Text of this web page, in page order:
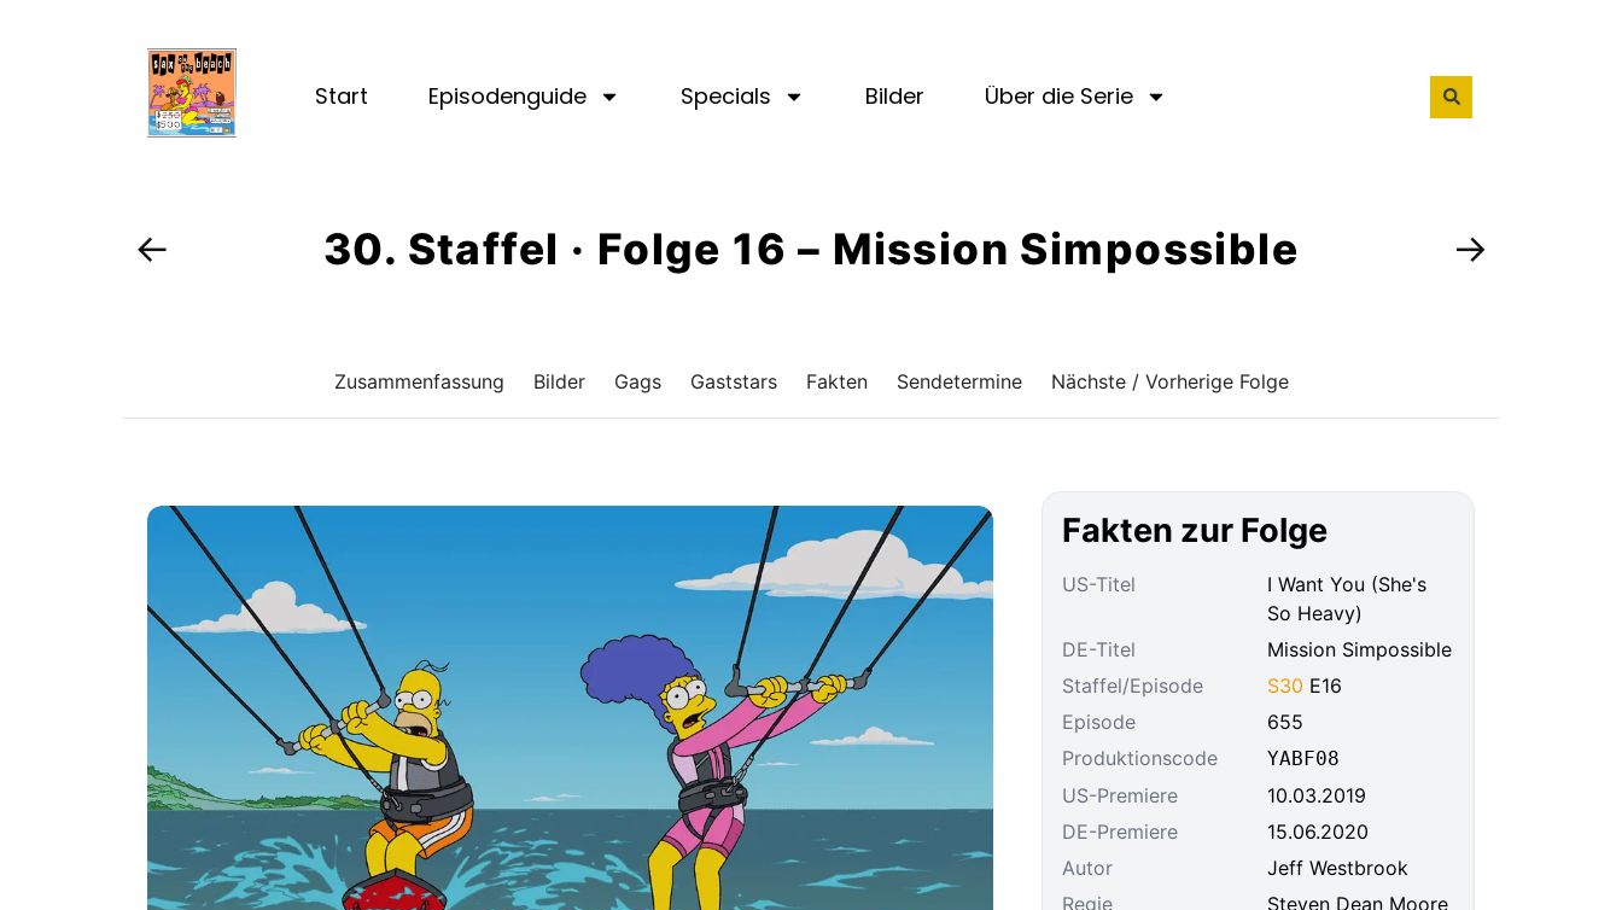
Start Episodenguide Specials Bilder Über die Serie
← 30. Staffel · Folge 16 – Mission Simpossible →
Zusammenfassung Bilder Gags Gaststars Fakten Sendetermine Nächste / Vorherige Folge
Fakten zur Folge
US-Titel
I Want You (She's
So Heavy)
DE-Titel
Mission Simpossible
Staffel/Episode
S30 E16
Episode
655
Produktionscode
YABF08
US-Premiere
10.03.2019
DE-Premiere
15.06.2020
Autor
Jeff Westbrook
Regie
Steven Dean Moore